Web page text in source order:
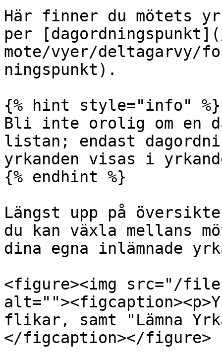
Här finner du mötets
per
mote/vyer/deltagarvy/
ningspunkt).
{% hint style="info" %}
Bli inte orolig om en
listan; endast
yrkanden visas i
{% endhint %}
Längst upp på
du kan växla mellans
dina egna inlämnade
<figure><img src="/files/
flikar, samt "Lämna
</figcaption></figure>